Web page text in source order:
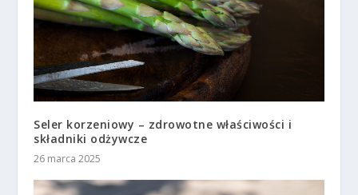
Seler korzeniowy – zdrowotne właściwości i
składniki odżywcze
26 marca 2025